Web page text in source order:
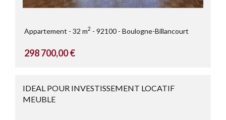
Appartement 32 m2 92100 Boulogne-Billancourt
298 700,00 €
IDEAL POUR INVESTISSEMENT LOCATIF
MEUBLE